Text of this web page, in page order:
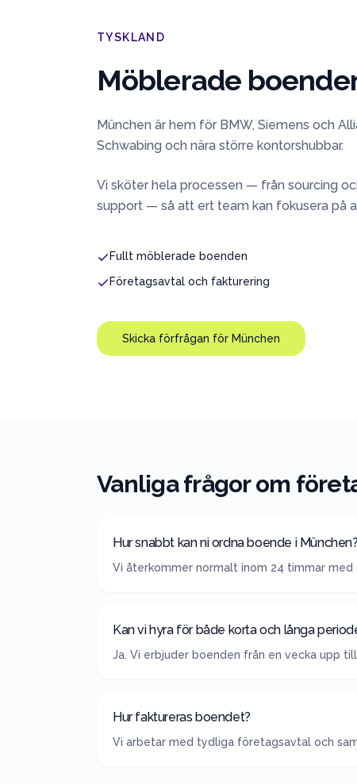
TYSKLAND
Möblerade
München är hem för BMW, Siemens och
Schwabing och nära större kontorshubbar.
Vi sköter hela processen — från sourcing
support — så att ert team kan fokusera på
Fullt möblerade boenden
Företagsavtal och fakturering
Skicka förfrågan för München
Vanliga frågor om
Hur snabbt kan ni ordna boende i München?
Vi återkommer normalt inom 24 timmar
Kan vi hyra för både korta och långa
Ja. Vi erbjuder boenden från en vecka upp
Hur faktureras boendet?
Vi arbetar med tydliga företagsavtal och